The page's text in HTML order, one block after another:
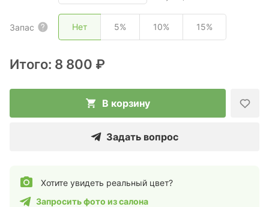
Запас Нет 5% 10% 15%
Итого: 8 800 ₽
В корзину
Задать вопрос
Хотите увидеть реальный цвет?
Запросить фото из салона